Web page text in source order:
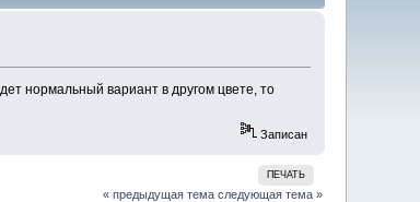
нормальный вариант в другом цвете, то
Записан
ПЕЧАТЬ
« предыдущая тема следующая тема »